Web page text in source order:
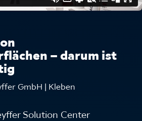
– darum ist
GmbH | Kleben
Solution Center